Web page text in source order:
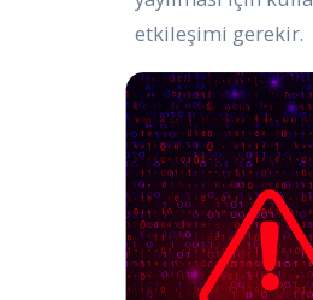
etkileşimi gerekir.